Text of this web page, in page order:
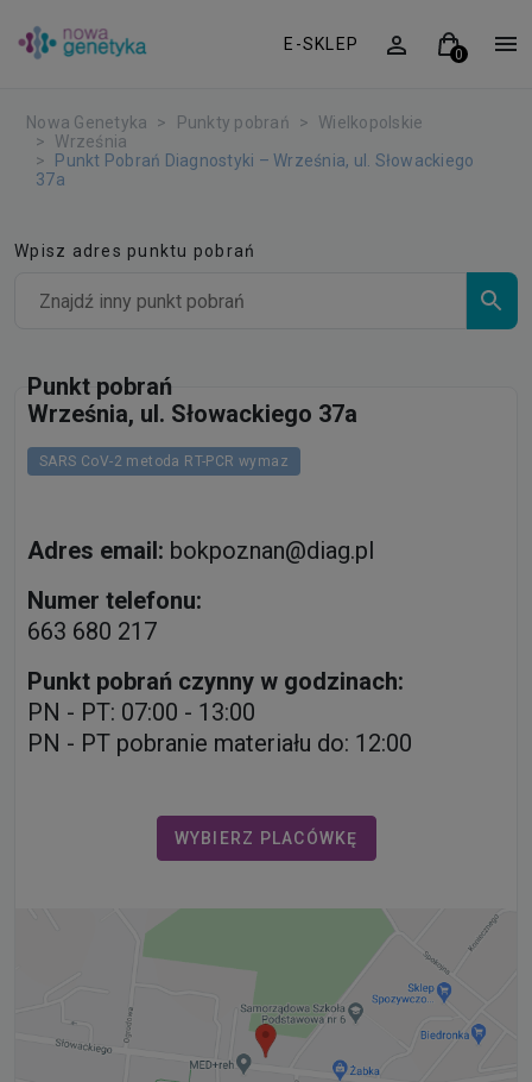
E-SKLEP
Nowa Genetyka Punkty pobrań
Wielkopolskie
Września
Punkt Pobrań Diagnostyki – Września, ul. Słowackiego
37a
Wpisz adres punktu pobrań
Punkt pobrań
Września, ul. Słowackiego 37a
SARS CoV-2 metoda RT-PCR wymaz
Adres email: bokpoznan@diag.pl
Numer telefonu:
663 680 217
Punkt pobrań czynny w godzinach:
PN - PT: 07:00 - 13:00
PN - PT pobranie materiału do: 12:00
WYBIERZ PLACÓWKĘ